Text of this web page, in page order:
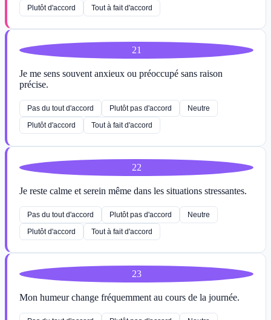
Plutôt d'accord
Tout à fait d'accord
21
Je me sens souvent anxieux ou préoccupé sans raison
précise.
Pas du tout d'accord Plutôt pas d'accord
Neutre
Plutôt d'accord
Tout à fait d'accord
22
Je reste calme et serein même dans les situations stressantes.
Pas du tout d'accord Plutôt pas d'accord
Neutre
Plutôt d'accord
Tout à fait d'accord
23
Mon humeur change fréquemment au cours de la journée.